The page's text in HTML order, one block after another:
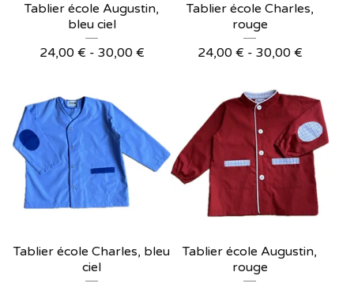
Tablier école Augustin,
bleu ciel
24,00 € - 30,00 €
Tablier école Charles,
rouge
24,00 € - 30,00 €
Tablier école Charles, bleu
ciel
Tablier école Augustin,
rouge